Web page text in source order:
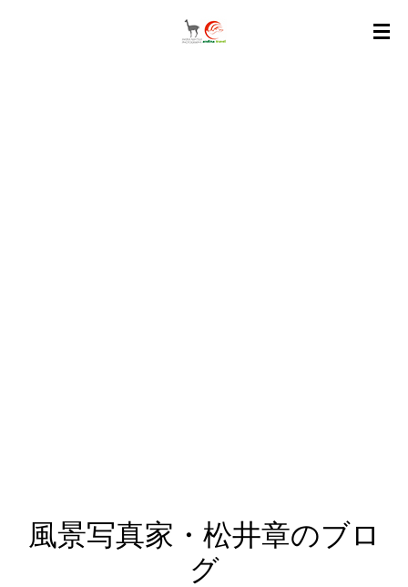
風景写真家・松井章のブロ
グ